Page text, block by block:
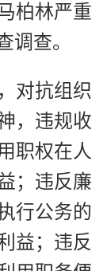
柏林严重
调查。
对抗组织
，违规收
职权在人
；违反廉
行公务的
益；违反